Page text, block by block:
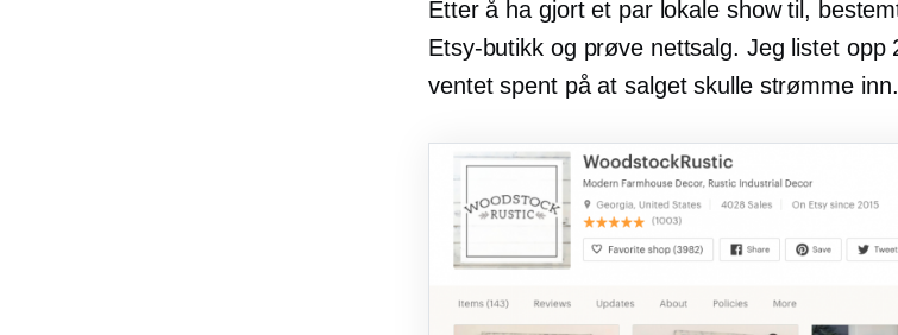
Etter å ha gjort et par lokale show til,
Etsy-butikk og prøve nettsalg. Jeg listet opp
ventet spent på at salget skulle strømme inn.